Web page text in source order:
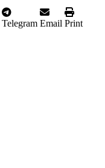
Telegram Email Print